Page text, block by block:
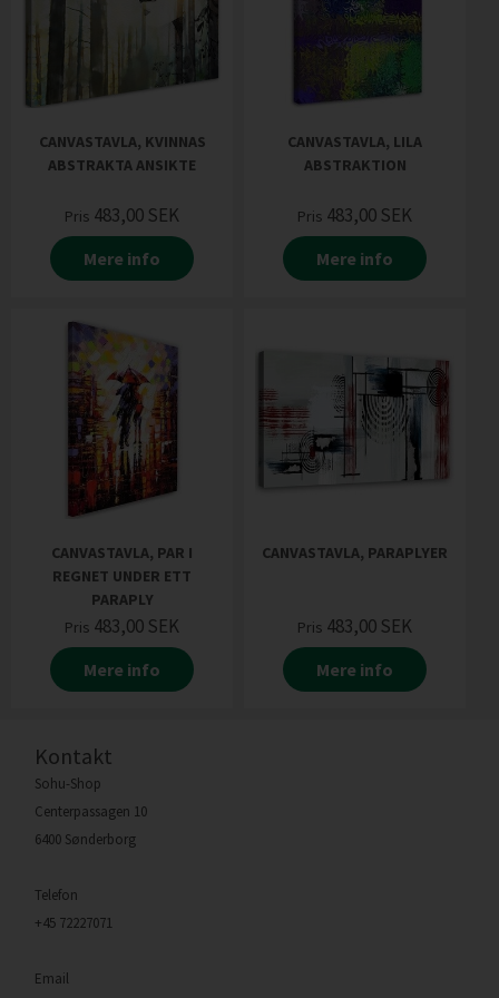
CANVASTAVLA, KVINNAS
ABSTRAKTA ANSIKTE
Pris 483,00 SEK
Mere info
CANVASTAVLA, LILA
ABSTRAKTION
Pris 483,00 SEK
Mere info
CANVASTAVLA, PAR I
REGNET UNDER ETT
PARAPLY
Pris 483,00 SEK
Mere info
CANVASTAVLA, PARAPLYER
Pris 483,00 SEK
Mere info
Kontakt
Sohu-Shop
Centerpassagen 10
6400 Sønderborg
Telefon
+45 72227071
Email